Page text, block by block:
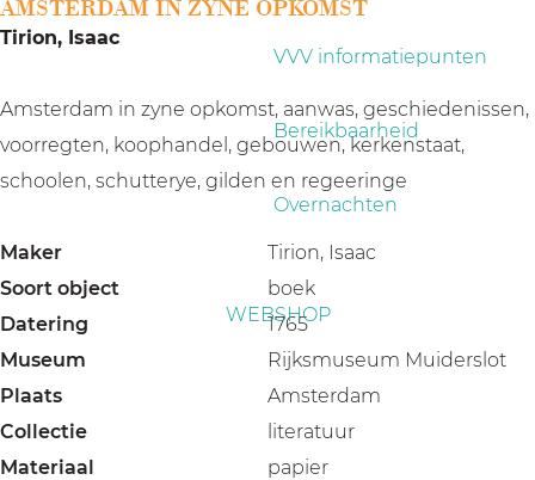
VVV informatiepunten
Bereikbaarheid
Overnachten
WEBSHOP
AMSTERDAM IN ZYNE OPKOMST
Tirion, Isaac
Amsterdam in zyne opkomst, aanwas, geschiedenissen,
voorregten, koophandel, gebouwen, kerkenstaat,
schoolen, schutterye, gilden en regeeringe
Maker
Tirion, Isaac
Soort object
boek
Datering
1765
Museum
Rijksmuseum Muiderslot
Plaats
Amsterdam
Collectie
literatuur
Materiaal
papier